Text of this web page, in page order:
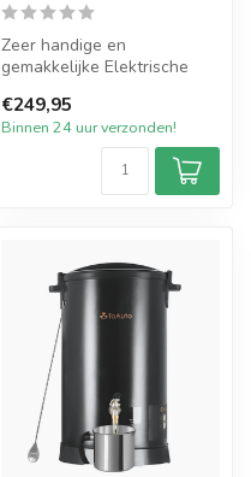
Zeer handige en
gemakkelijke Elektrische
van 15 liter ...
€249,95
Binnen 24 uur verzonden!